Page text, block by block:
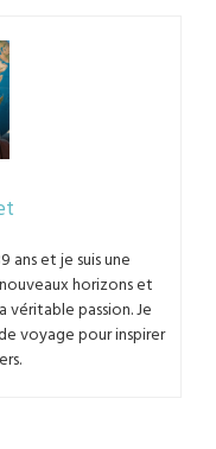
ans et je suis une
horizons et
passion. Je
voyage pour inspirer